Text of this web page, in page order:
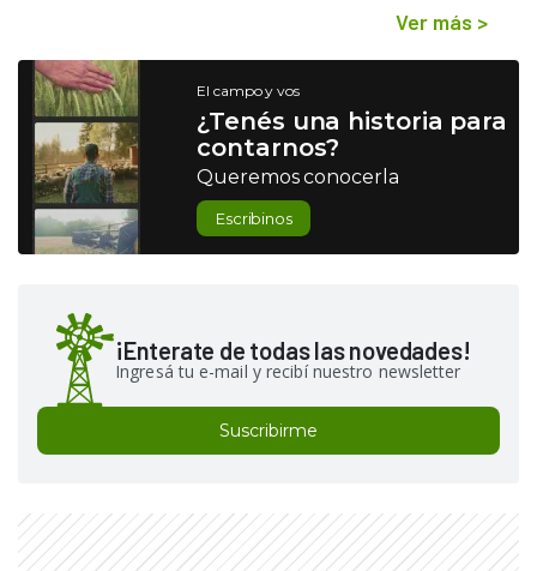
Ver más >
El campo y vos
¿Tenés una historia para
contarnos?
Queremos conocerla
Escribinos
¡Enterate de todas las novedades!
Ingresá tu e-mail y recibí nuestro newsletter
Suscribirme